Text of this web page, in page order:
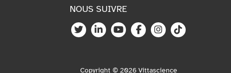
NOUS SUIVRE
Copyright © 2026 Vittascience